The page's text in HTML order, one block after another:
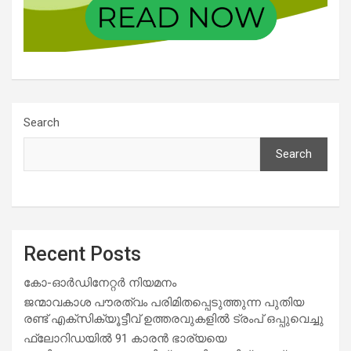
Search
Search
Recent Posts
കോ-ഓർഡിനേറ്റർ നിയമനം
ജന്മാവകാശ പൗരത്വം പരിമിതപ്പെടുത്തുന്ന പുതിയ
രണ്ട് എക്സിക്യൂട്ടീവ് ഉത്തരവുകളിൽ ട്രംപ് ഒപ്പുവെച്ചു
ഫ്ലോറിഡയിൽ 91 കാരൻ ഭാര്യയെ